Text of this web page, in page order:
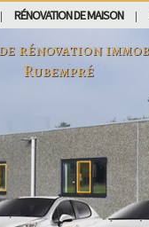
RÉNOVATION DE MAISON
rénovation
Rubempré